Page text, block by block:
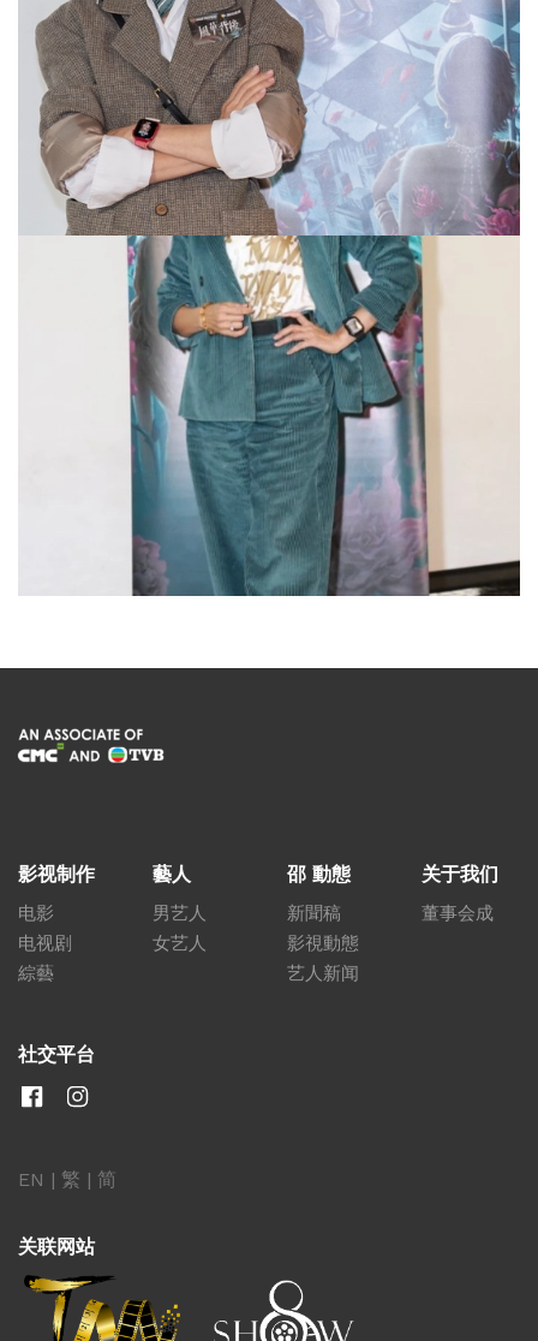
影视制作
电影
电视剧
綜藝
藝人
男艺人
女艺人
邵 動態
新聞稿
影視動態
艺人新闻
关于我们
董事会成
社交平台
EN | 繁 | 简
关联网站